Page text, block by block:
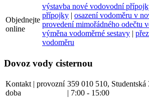
Objednejte
online
výstavba nové vodovodní
přípojky | osazení vodoměru v
provedení mimořádného odečtu
výměna vodoměrné sestavy |
vodoměru
Dovoz vody cisternou
Kontakt | provozní
doba
359 010 510,
| 7:00 - 15:00